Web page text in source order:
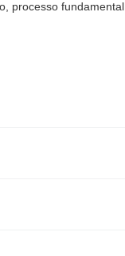
processo fundamental